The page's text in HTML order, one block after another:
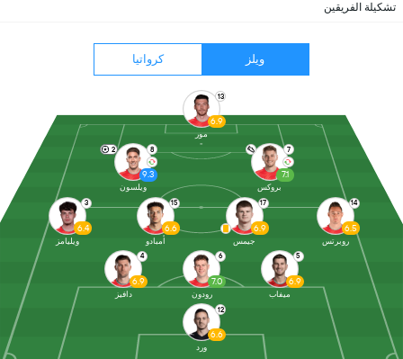
تشكيلة الفريقين
ويلز كرواتيا
12
6.6
ورد
4
6.9
دافيز
6
7.0
رودون
5
6.9
ميفاب
3
6.4
ويليامز
15
6.6
أمبادو
17
6.9
جيمس
14
6.5
روبرتس
8
2
9.3
ويلسون
7
7.1
بروكس
13
6.9
مور